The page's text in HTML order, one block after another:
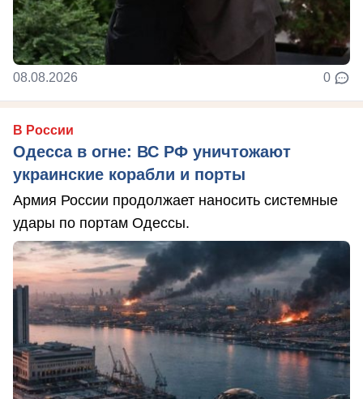
08.08.2026 0
В России
Одесса в огне: ВС РФ уничтожают
украинские корабли и порты
Армия России продолжает наносить системные
удары по портам Одессы.